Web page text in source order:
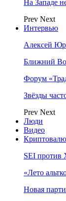
На Западе
Prev Next
Интервью
Алексей
Ближний
Форум
Звёзды
Prev Next
Люди
Видео
SEI против
«Лето
Новая